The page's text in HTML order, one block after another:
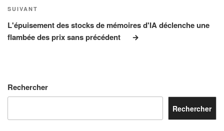
Article
suivant
SUIVANT
L'épuisement des stocks de mémoires d'IA déclenche une
flambée des prix sans précédent
Rechercher
Rechercher